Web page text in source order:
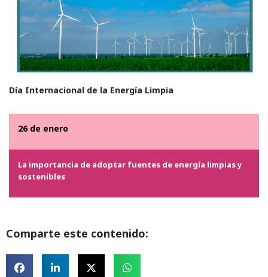
Día Internacional de la Energía Limpia
26 de enero
La importancia de adoptar fuentes de energía limpias y
sostenibles
Comparte este contenido: